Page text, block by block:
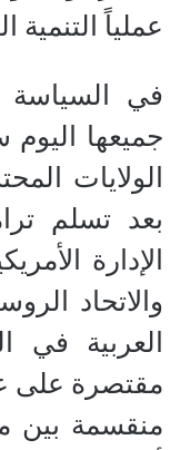
عملياً التنمية
في السياسة
جميعها
الولايات
بعد تسلم
الإدارة
والاتحاد
العربية في
مقتصرة على
منقسمة بين